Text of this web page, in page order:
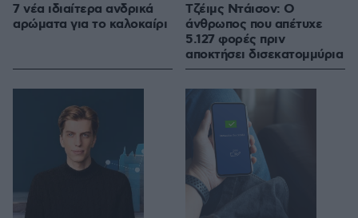
7 νέα ιδιαίτερα ανδρικά
αρώματα για το καλοκαίρι
Τζέιμς Ντάισον: Ο
άνθρωπος που απέτυχε
5.127 φορές πριν
αποκτήσει δισεκατομμύρια